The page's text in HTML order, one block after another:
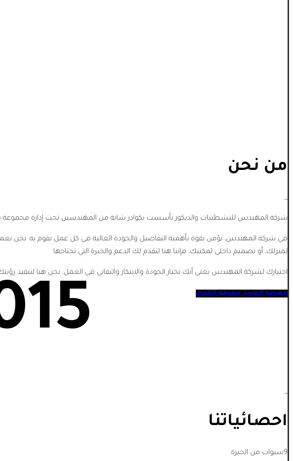
من نحن
_
شركة المهندس للتشطيبات والديكور تأسست بكوادر شابة من المهندسين تحت إدارة مجموعة
في شركة المهندس، نؤمن بقوة بأهمية التفاصيل والجودة العالية في كل عمل نقوم به. نحن
لمنزلك، أو تصميم داخلي لمكتبك، فإننا هنا لنقدم لك الدعم والخبرة التي تحتاجها.
اختيارك لشركة المهندس يعني أنك تختار الجودة والابتكار والتفاني في العمل. نحن هنا لتنفيذ
معرفة المزيدمعرفة المزيد
_
احصائياتنا
9سنوات من الخبرة